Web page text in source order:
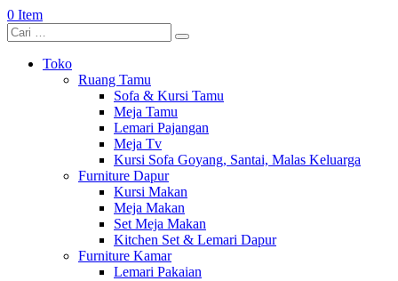
0 Item
Toko
Ruang Tamu
Sofa & Kursi Tamu
Meja Tamu
Lemari Pajangan
Meja Tv
Kursi Sofa Goyang, Santai, Malas Keluarga
Furniture Dapur
Kursi Makan
Meja Makan
Set Meja Makan
Kitchen Set & Lemari Dapur
Furniture Kamar
Lemari Pakaian